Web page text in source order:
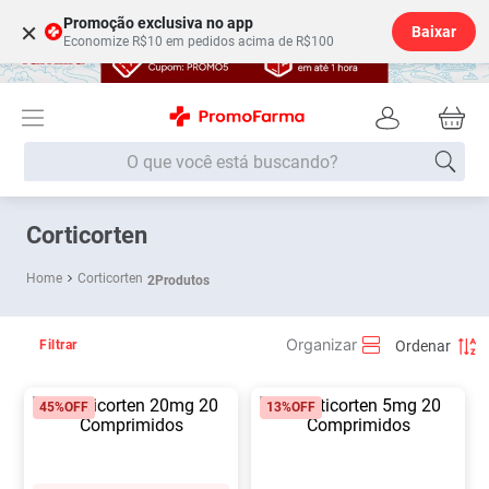
× Promoção exclusiva no app
Economize R$10 em pedidos acima de R$100
Baixar
O que você está buscando?
Corticorten
Corticorten 2Produtos
Filtrar
45%OFF 13%OFF
Termos mais buscados
1 º Fralda
3º
5º Fralda G